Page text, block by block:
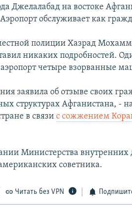
Джелалабад на востоке
обслуживает как
полиции Хазрад
никаких подробностей.
аэропорт четыре взорванные
заявила об отзыве своих
структурах Афганистана, -
в связис сожжением
Министерства внутренних
советника.
Читать без VPN